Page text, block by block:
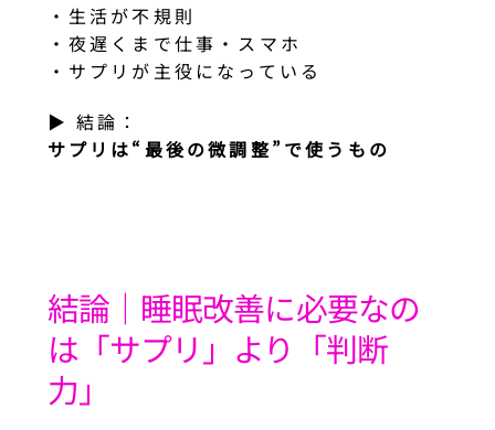
・生活が不規則
・夜遅くまで仕事・スマホ
・サプリが主役になっている
▶︎ 結論：
サプリは“最後の微調整”で使うもの
結論｜睡眠改善に必要なの
は「サプリ」より「判断
力」